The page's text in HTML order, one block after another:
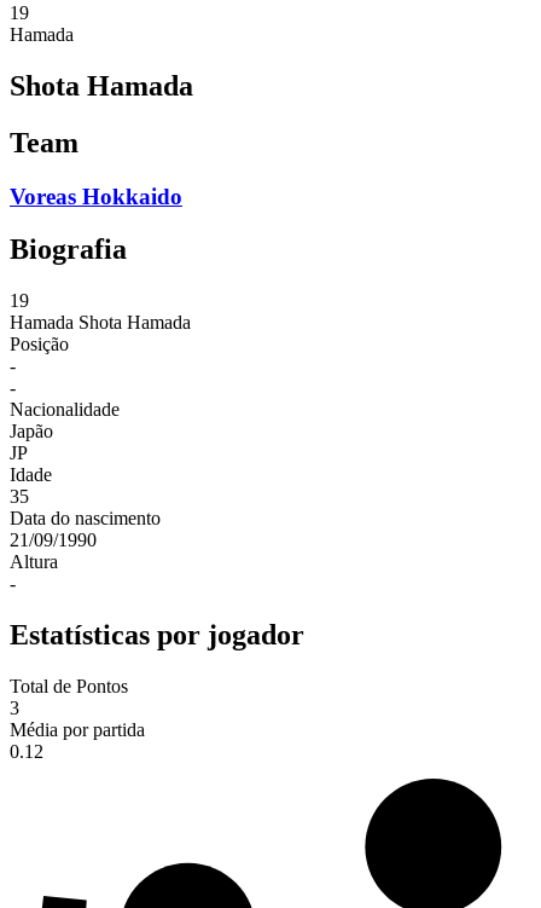
19
Hamada
Shota Hamada
Team
Voreas Hokkaido
Biografia
19
Hamada Shota Hamada
Posição
-
-
Nacionalidade
Japão
JP
Idade
35
Data do nascimento
21/09/1990
Altura
-
Estatísticas por jogador
Total de Pontos
3
Média por partida
0.12